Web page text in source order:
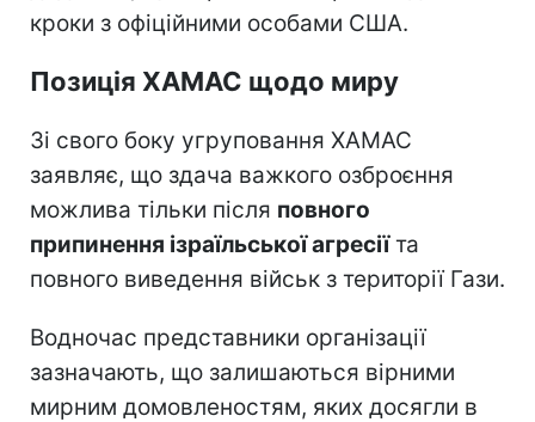
кроки з офіційними особами США.
Позиція ХАМАС щодо миру
Зі свого боку угруповання ХАМАС
заявляє, що здача важкого озброєння
можлива тільки після повного
припинення ізраїльської агресіїта
повного виведення військ з території Гази.
Водночас представники організації
зазначають, що залишаються вірними
мирним домовленостям, яких досягли в